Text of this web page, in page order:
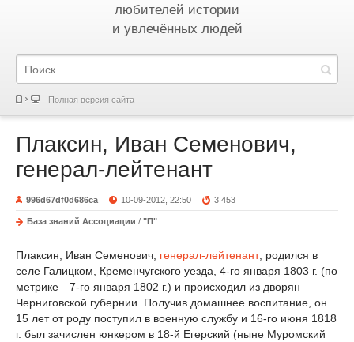
любителей истории
и увлечённых людей
Полная версия сайта
Плаксин, Иван Семенович,
генерал-лейтенант
996d67df0d686ca 10-09-2012, 22:50 3 453
База знаний Ассоциации / "П"
Плаксин, Иван Семенович, генерал-лейтенант; родился в
селе Галицком, Кременчугского уезда, 4-го января 1803 г. (по
метрике—7-го января 1802 г.) и происходил из дворян
Черниговской губернии. Получив домашнее воспитание, он
15 лет от роду поступил в военную службу и 16-го июня 1818
г. был зачислен юнкером в 18-й Егерский (ныне Муромский